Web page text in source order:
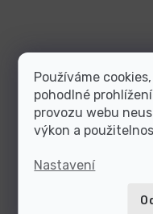
Používáme
pohodlné
provozu webu
výkon a
Nastavení